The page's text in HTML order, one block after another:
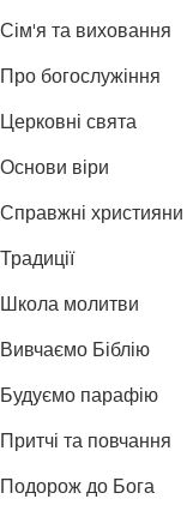
Сім'я та виховання
Про богослужіння
Церковні свята
Основи віри
Справжні християни
Традиції
Школа молитви
Вивчаємо Біблію
Будуємо парафію
Притчі та повчання
Подорож до Бога